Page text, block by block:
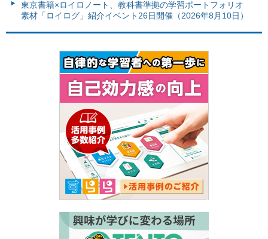
東京書籍×ロイロノート、教科書準拠の学習ポートフォリオ
素材「ロイログ」紹介イベント26日開催（2026年8月10日）